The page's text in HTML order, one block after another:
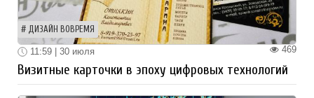
ДИЗАЙН ВОВРЕМЯ
469
11:59 | 30 июля
Визитные карточки в эпоху цифровых технологий